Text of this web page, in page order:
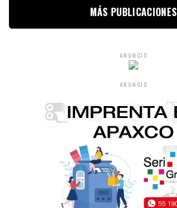
MÁS PUBLICACIONES
ANUNCIO
ANUNCIO